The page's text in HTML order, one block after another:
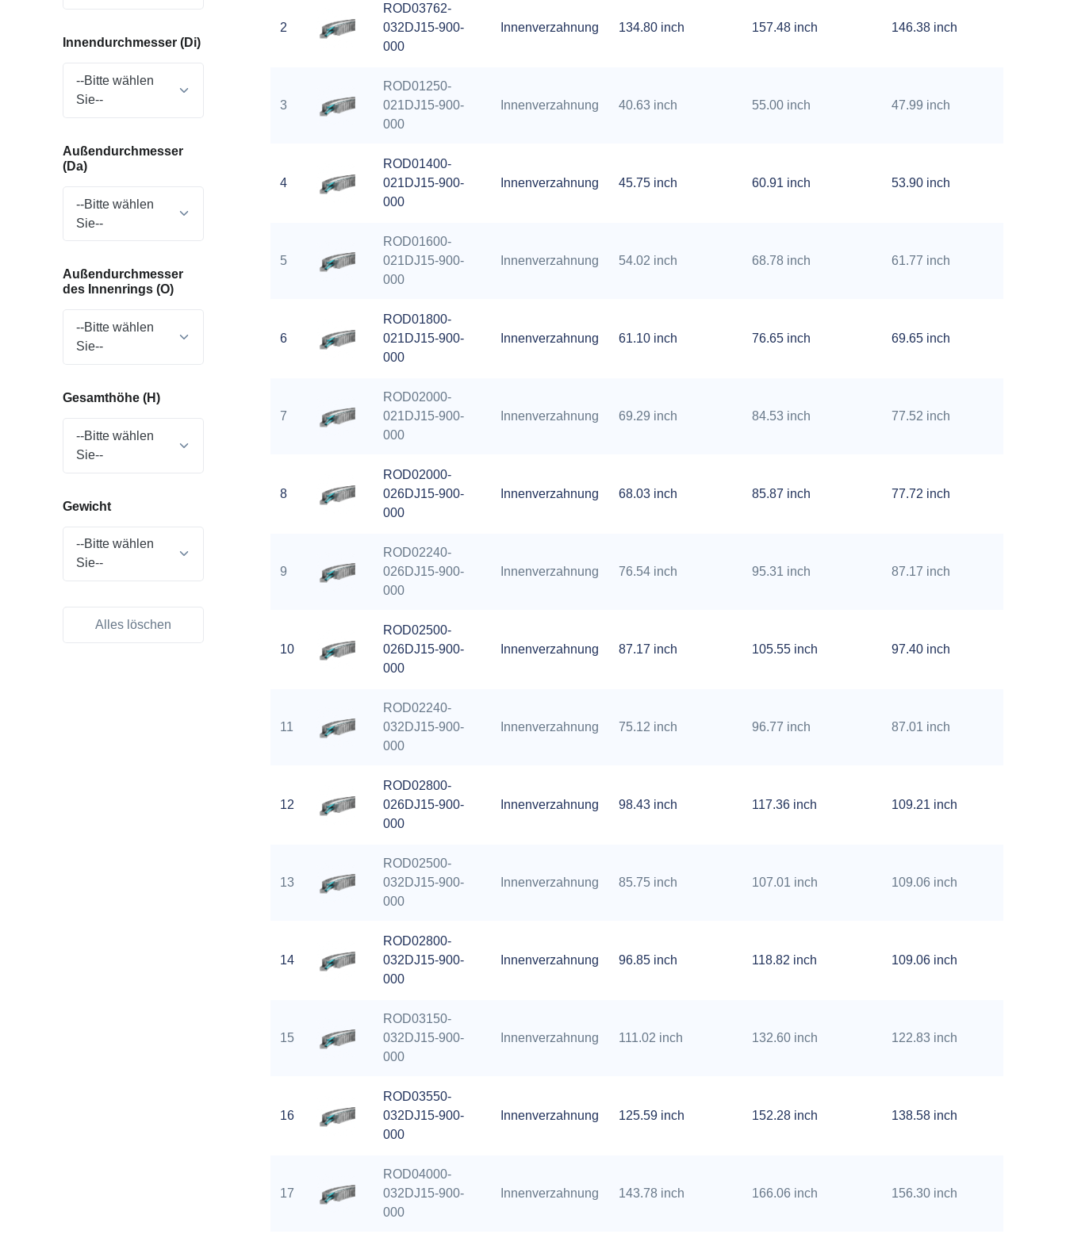
Innendurchmesser (Di)
--Bitte wählen
Sie--
Außendurchmesser
(Da)
--Bitte wählen
Sie--
Außendurchmesser
des Innenrings (O)
--Bitte wählen
Sie--
Gesamthöhe (H)
--Bitte wählen
Sie--
Gewicht
--Bitte wählen
Sie--
Alles löschen
2
ROD03762-
032DJ15-900-
000
Innenverzahnung 134.80 inch 157.48 inch 146.38 inch
3
ROD01250-
021DJ15-900-
000
Innenverzahnung 40.63 inch 55.00 inch 47.99 inch
4
ROD01400-
021DJ15-900-
000
Innenverzahnung 45.75 inch 60.91 inch 53.90 inch
5
ROD01600-
021DJ15-900-
000
Innenverzahnung 54.02 inch 68.78 inch 61.77 inch
6
ROD01800-
021DJ15-900-
000
Innenverzahnung 61.10 inch 76.65 inch 69.65 inch
7
ROD02000-
021DJ15-900-
000
Innenverzahnung 69.29 inch 84.53 inch 77.52 inch
8
ROD02000-
026DJ15-900-
000
Innenverzahnung 68.03 inch 85.87 inch 77.72 inch
9
ROD02240-
026DJ15-900-
000
Innenverzahnung 76.54 inch 95.31 inch 87.17 inch
10
ROD02500-
026DJ15-900-
000
Innenverzahnung 87.17 inch 105.55 inch 97.40 inch
11
ROD02240-
032DJ15-900-
000
Innenverzahnung 75.12 inch 96.77 inch 87.01 inch
12
ROD02800-
026DJ15-900-
000
Innenverzahnung 98.43 inch 117.36 inch 109.21 inch
13
ROD02500-
032DJ15-900-
000
Innenverzahnung 85.75 inch 107.01 inch 109.06 inch
14
ROD02800-
032DJ15-900-
000
Innenverzahnung 96.85 inch 118.82 inch 109.06 inch
15
ROD03150-
032DJ15-900-
000
Innenverzahnung 111.02 inch 132.60 inch 122.83 inch
16
ROD03550-
032DJ15-900-
000
Innenverzahnung 125.59 inch 152.28 inch 138.58 inch
17
ROD04000-
032DJ15-900-
000
Innenverzahnung 143.78 inch 166.06 inch 156.30 inch